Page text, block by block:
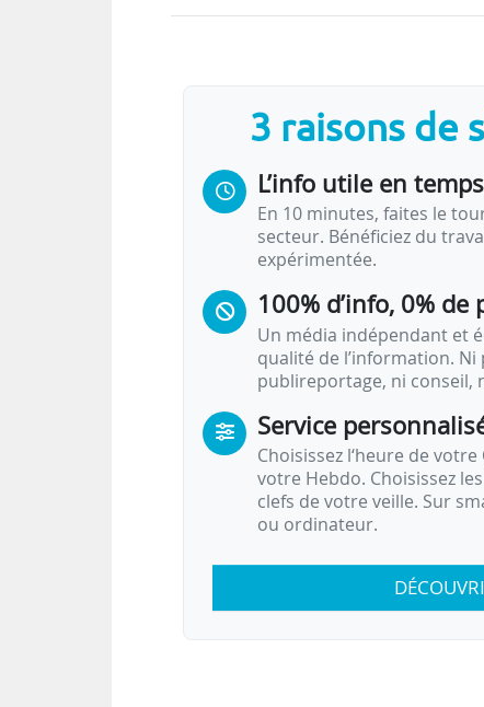
« Acteur motivé », le directeur
3 raisons de
L’info utile en
En 10 minutes, faites le
secteur. Bénéficiez du
expérimentée.
100% d’info, 0% de
Un média indépendant et
qualité de l’information. Ni
publireportage, ni conseil,
Service
Choisissez l‘heure de
votre Hebdo. Choisissez
clefs de votre veille. Sur
ou ordinateur.